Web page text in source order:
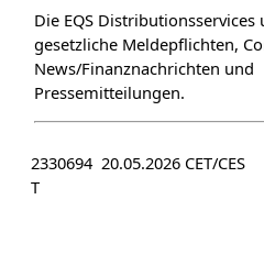
Die EQS Distributionsservices
gesetzliche Meldepflichten,
News/Finanznachrichten und
Pressemitteilungen.
2330694 20.05.2026 CET/CES
T